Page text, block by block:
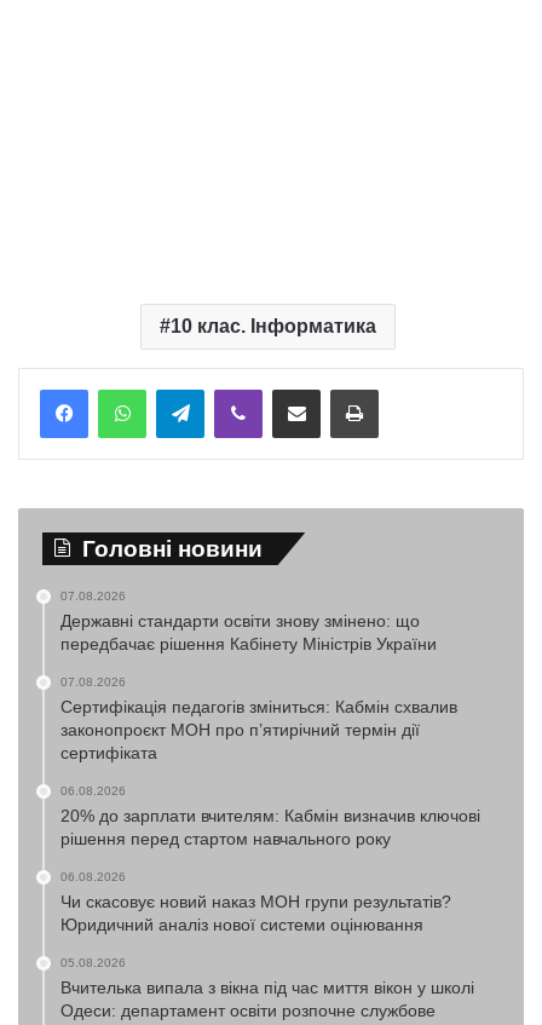
10 клас. Інформатика
TelegramViber Надіслати електронною поштоюНадрукувати
Головні новини
07.08.2026
Державні стандарти освіти знову змінено: що
передбачає рішення Кабінету Міністрів України
07.08.2026
Сертифікація педагогів зміниться: Кабмін схвалив
законопроєкт МОН про п’ятирічний термін дії
сертифіката
06.08.2026
20% до зарплати вчителям: Кабмін визначив ключові
рішення перед стартом навчального року
06.08.2026
Чи скасовує новий наказ МОН групи результатів?
Юридичний аналіз нової системи оцінювання
05.08.2026
Вчителька випала з вікна під час миття вікон у школі
Одеси: департамент освіти розпочне службове